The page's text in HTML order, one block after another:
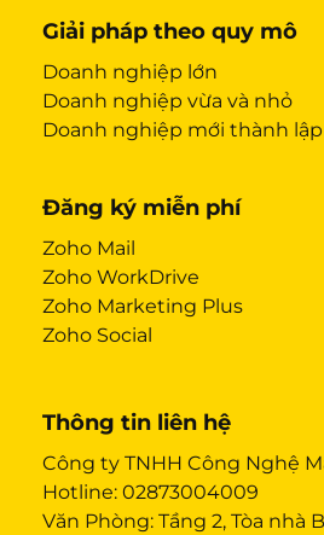
Giải pháp theo quy mô
Doanh nghiệp lớn
Doanh nghiệp vừa và nhỏ
Doanh nghiệp mới thành lập
Đăng ký miễn phí
Zoho Mail
Zoho WorkDrive
Zoho Marketing Plus
Zoho Social
Thông tin liên hệ
Công ty TNHH Công Nghệ
Hotline: 02873004009
Văn Phòng: Tầng 2, Tòa nhà